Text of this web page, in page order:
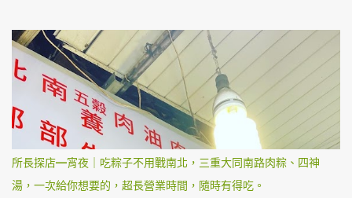
所長探店—宵夜｜吃粽子不用戰南北，三重大同南路肉粽、四神
湯，一次給你想要的，超長營業時間，隨時有得吃。